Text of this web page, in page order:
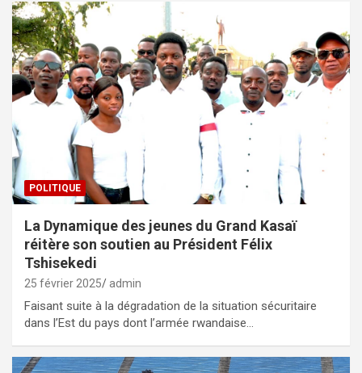
POLITIQUE
La Dynamique des jeunes du Grand Kasaï
réitère son soutien au Président Félix
Tshisekedi
25 février 2025 admin
Faisant suite à la dégradation de la situation sécuritaire
dans l’Est du pays dont l’armée rwandaise…